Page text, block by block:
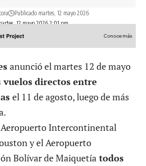
12 mayo 2026 2:01 pm
Publicado martes, 12 mayo 2026
Conoce más
anunció el martes 12 de mayo
vuelos directos entre
el 11 de agosto, luego de más
Intercontinental
y el Aeropuerto
Bolívar de Maiquetía todos